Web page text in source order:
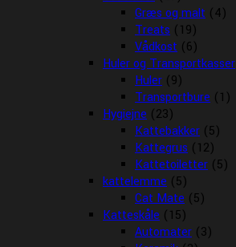
Græs og malt (4)
Treats (19)
Vådkost (6)
Huler og Transportkasser
Huler (9)
Transportbure (1)
Hygiejne (23)
Kattebakker (5)
Kattegrus (12)
Kattetoiletter (5)
kattelemme (5)
Cat Mate (5)
Katteskåle (15)
Automater (3)